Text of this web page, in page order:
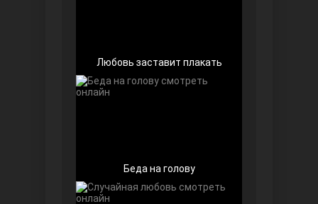
Любовь заставит плакать
Беда на голову